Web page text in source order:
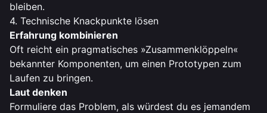
bleiben.
4. Technische Knackpunkte lösen
Erfahrung kombinieren
Oft reicht ein pragmatisches »Zusammenklöppeln«
bekannter Komponenten, um einen Proto­typen zum
Laufen zu bringen.
Laut denken
Formuliere das Problem, als würdest du es jemandem